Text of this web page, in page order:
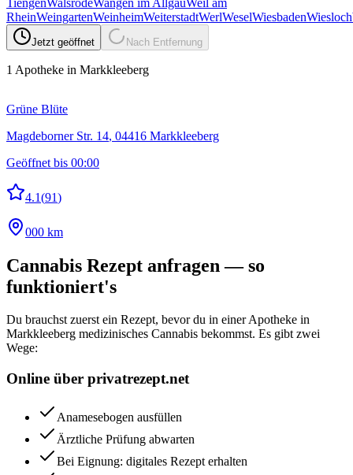
RheinWeingartenWeinheimWeiterstadtWerlWeselWiesbadenWiesloch
Jetzt geöffnet Nach Entfernung
1 Apotheke in Markkleeberg
Grüne Blüte
Magdeborner Str. 14, 04416 Markkleeberg
Geöffnet bis 00:00
4.1(91)
000 km
Cannabis Rezept anfragen — so
funktioniert's
Du brauchst zuerst ein Rezept, bevor du in einer Apotheke in
Markkleeberg medizinisches Cannabis bekommst. Es gibt zwei
Wege:
Online über privatrezept.net
Anamesebogen ausfüllen
Ärztliche Prüfung abwarten
Bei Eignung: digitales Rezept erhalten